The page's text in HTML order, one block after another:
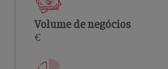
Volume de negócios
€